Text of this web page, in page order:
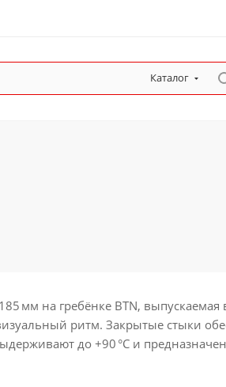
Каталог
на гребёнке BTN, выпускаемая
ритм. Закрытые стыки
до +90 °C и